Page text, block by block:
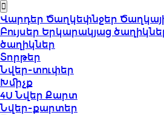
Վարդեր Ծաղկեփնջեր
Բույսեր Երկարակյաց
ծաղիկներ
Տորթեր
Նվեր-տուփեր
Խմիչք
4U Նվեր Քարտ
Նվեր-քարտեր